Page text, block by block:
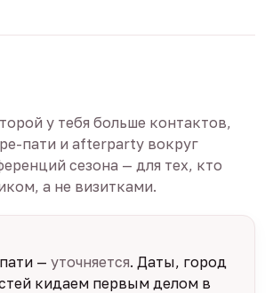
у тебя больше контактов,
пати и afterparty вокруг
сезона — для тех, кто
а не визитками.
— уточняется. Даты, город
кидаем первым делом в